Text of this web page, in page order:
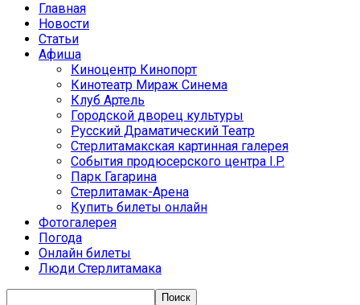
Главная
Новости
Статьи
Афиша
Киноцентр Кинопорт
Кинотеатр Мираж Синема
Клуб Артель
Городской дворец культуры
Русский Драматический Театр
Стерлитамакская картинная галерея
События продюсерского центра I.P.
Парк Гагарина
Стерлитамак-Арена
Купить билеты онлайн
Фотогалерея
Погода
Онлайн билеты
Люди Стерлитамака